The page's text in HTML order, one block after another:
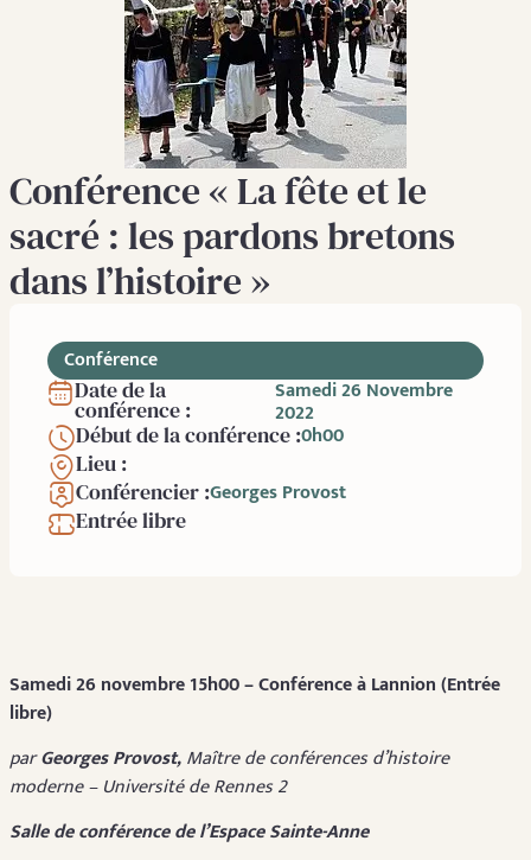
Conférence « La fête et le
sacré : les pardons bretons
dans l’histoire »
Conférence
Date de la
conférence :
Samedi 26 Novembre
2022
Début de la conférence :0h00
Lieu :
Conférencier :Georges Provost
Entrée libre
Samedi 26 novembre 15h00 – Conférence à Lannion (Entrée
libre)
parGeorges Provost,Maître de conférences d’histoire
moderne – Université de Rennes 2
Salle de conférence de l’Espace Sainte-Anne